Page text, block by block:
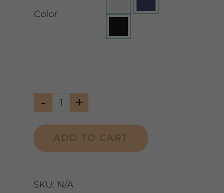
Color
Cadireta
UppaBaby
Ridge
quantity
ADD TO CART
SKU: N/A